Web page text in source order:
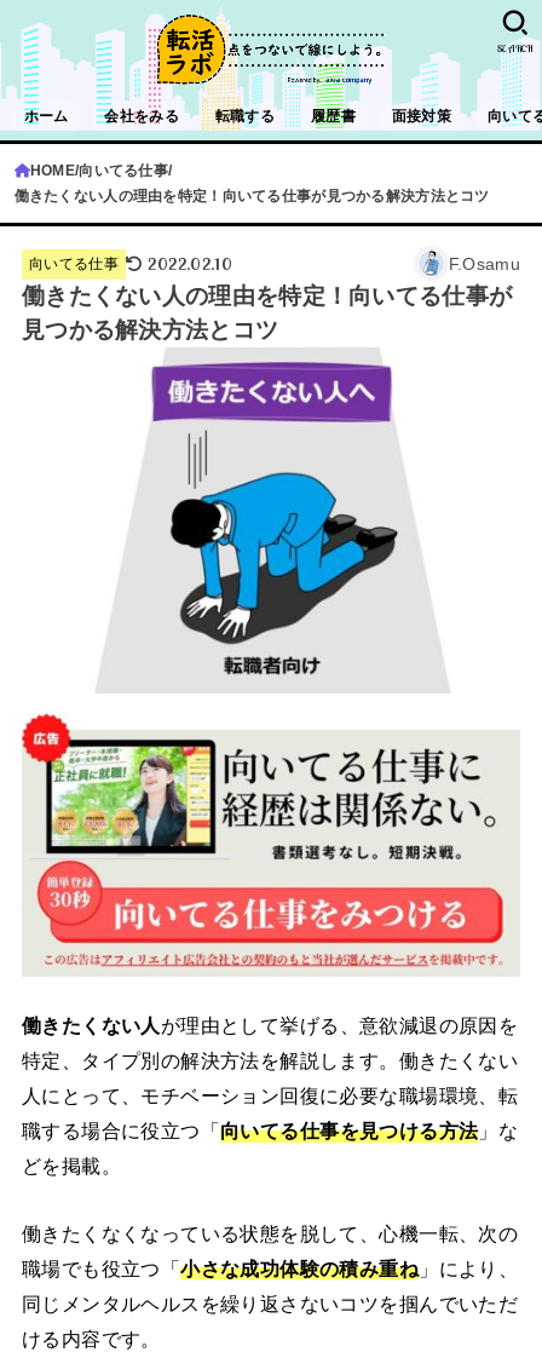
ホーム 会社をみる 転職する 履歴書 面接対策 向いて
SEARCH
HOME 向いてる仕事
働きたくない人の理由を特定！向いてる仕事が見つかる解決方法とコツ
向いてる仕事 2022.02.10 F.Osamu
働きたくない人の理由を特定！向いてる仕事が
見つかる解決方法とコツ
働きたくない人 が理由として挙げる、意欲減退の原因を
特定、タイプ別の解決方法を解説します。働きたくない
人にとって、モチベーション回復に必要な職場環境、転
職する場合に役立つ「向いてる仕事を見つける方法」な
どを掲載。
働きたくなくなっている状態を脱して、心機一転、次の
職場でも役立つ「小さな成功体験の積み重ね 」により、
同じメンタルヘルスを繰り返さないコツを掴んでいただ
ける内容です。